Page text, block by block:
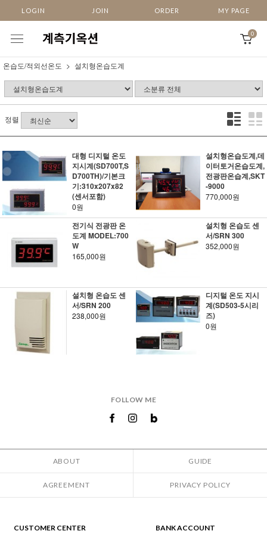
LOGIN JOIN ORDER MY PAGE
0
온습도/적외선온도 설치형온습도계
정렬
대형 디지털 온도
지시계(SD700T,S
D700TH)/기본크
기:310x207x82
(센서포함)
0원
설치형온습도계,데
이터토거온습도계,
전광판온습계,SKT
-9000
770,000원
전기식 전광판 온
도계 MODEL:700
W
165,000원
설치형 온습도 센
서/SRN 300
352,000원
설치형 온습도 센
서/SRN 200
238,000원
디지털 온도 지시
계(SD503-5시리
즈)
0원
FOLLOW ME
ABOUT GUIDE
AGREEMENT PRIVACY POLICY
CUSTOMER CENTER BANK ACCOUNT